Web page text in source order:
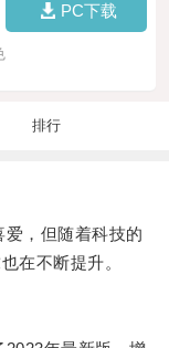
PC下载
排行
，但随着科技的
在不断提升。